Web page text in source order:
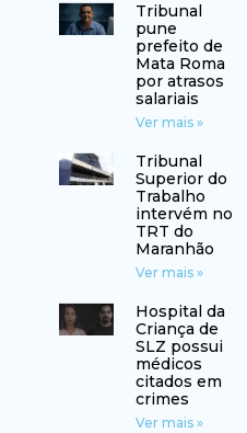
Tribunal
pune
prefeito de
Mata Roma
por atrasos
salariais
Ver mais »
Tribunal
Superior do
Trabalho
intervém no
TRT do
Maranhão
Ver mais »
Hospital da
Criança de
SLZ possui
médicos
citados em
crimes
Ver mais »